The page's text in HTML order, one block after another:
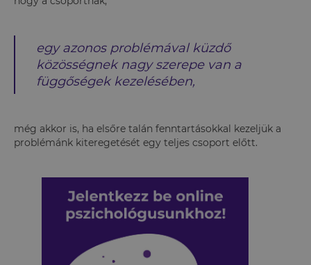
egy azonos problémával küzdő
közösségnek nagy szerepe van a
függőségek kezelésében,
még akkor is, ha elsőre talán fenntartásokkal kezeljük a
problémánk kiteregetését egy teljes csoport előtt.